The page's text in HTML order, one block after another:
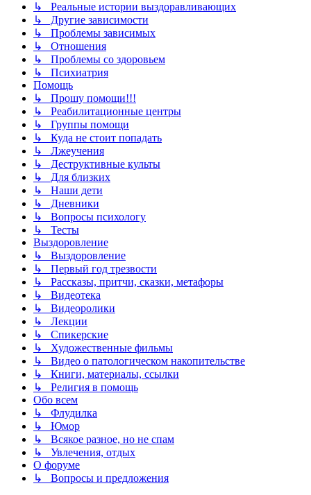
↳ Реальные истории выздоравливающих
↳ Другие зависимости
↳ Проблемы зависимых
↳ Отношения
↳ Проблемы со здоровьем
↳ Психиатрия
Помощь
↳ Прошу помощи!!!
↳ Реабилитационные центры
↳ Группы помощи
↳ Куда не стоит попадать
↳ Лжеучения
↳ Деструктивные культы
↳ Для близких
↳ Наши дети
↳ Дневники
↳ Вопросы психологу
↳ Тесты
Выздоровление
↳ Выздоровление
↳ Первый год трезвости
↳ Рассказы, притчи, сказки, метафоры
↳ Видеотека
↳ Видеоролики
↳ Лекции
↳ Спикерские
↳ Художественные фильмы
↳ Видео о патологическом накопительстве
↳ Книги, материалы, ссылки
↳ Религия в помощь
Обо всем
↳ Флудилка
↳ Юмор
↳ Всякое разное, но не спам
↳ Увлечения, отдых
О форуме
↳ Вопросы и предложения